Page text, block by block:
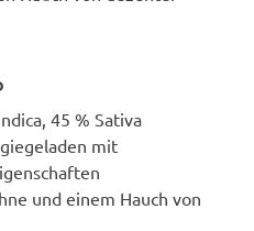
45 % Sativa
mit
und einem Hauch von